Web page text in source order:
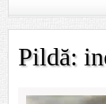
Pildă: